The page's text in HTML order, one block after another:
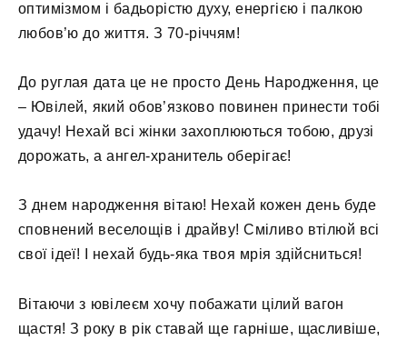
оптимізмом і бадьорістю духу, енергією і палкою
любов’ю до життя. З 70-річчям!
До руглая дата це не просто День Народження, це
– Ювілей, який обов’язково повинен принести тобі
удачу! Нехай всі жінки захоплюються тобою, друзі
дорожать, а ангел-хранитель оберігає!
З днем ​​народження вітаю! Нехай кожен день буде
сповнений веселощів і драйву! Сміливо втілюй всі
свої ідеї! І нехай будь-яка твоя мрія здійсниться!
Вітаючи з ювілеєм хочу побажати цілий вагон
щастя! З року в рік ставай ще гарніше, щасливіше,